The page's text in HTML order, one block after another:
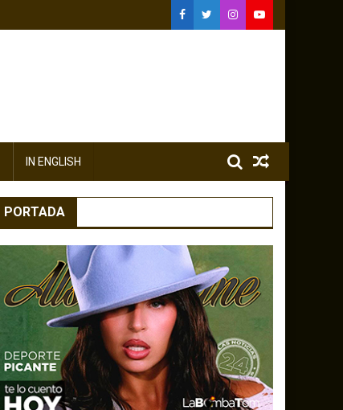
IN ENGLISH
PORTADA